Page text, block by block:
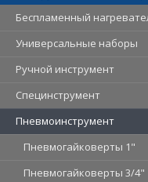
Беспламенный
Универсальные наборы
Ручной инструмент
Специнструмент
Пневмоинструмент
Пневмогайковерты 1"
Пневмогайковерты 3/4"